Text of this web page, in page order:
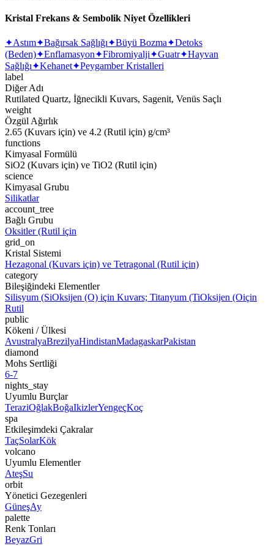
Kristal Frekans & Sembolik Niyet Özellikleri
✦Astım✦Bağırsak Sağlığı✦Büyü Bozma✦Detoks
(Beden)✦Enflamasyon✦Fibromiyalji✦Guatr✦Hayvan
Sağlığı✦Kehanet✦Peygamber Kristalleri
label
Diğer Adı
Rutilated Quartz, İğnecikli Kuvars, Sagenit, Venüs Saçlı
weight
Özgül Ağırlık
2.65 (Kuvars için) ve 4.2 (Rutil için) g/cm³
functions
Kimyasal Formülü
SiO2 (Kuvars için) ve TiO2 (Rutil için)
science
Kimyasal Grubu
Silikatlar
account_tree
Bağlı Grubu
Oksitler (Rutil için
grid_on
Kristal Sistemi
Hezagonal (Kuvars için) ve Tetragonal (Rutil için)
category
Bileşiğindeki Elementler
Silisyum (SiOksijen (O) için Kuvars; Titanyum (TiOksijen (Oiçin
Rutil
public
Kökeni / Ülkesi
AvustralyaBrezilyaHindistanMadagaskarPakistan
diamond
Mohs Sertliği
6-7
nights_stay
Uyumlu Burçlar
TeraziOğlakBoğaIkizlerYengeçKoç
spa
Etkileşimdeki Çakralar
TaçSolarKök
volcano
Uyumlu Elementler
AteşSu
orbit
Yönetici Gezegenleri
GüneşAy
palette
Renk Tonları
BeyazGri